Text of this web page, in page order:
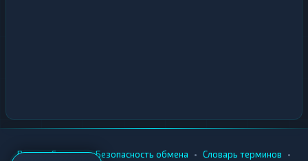
Вики • Города • Безопасность обмена • Словарь терминов •